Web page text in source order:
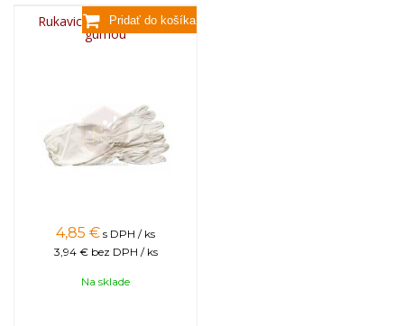
Rukavice plátené dlhé s
gumou
4,85 € s DPH / ks
3,94 € bez DPH / ks
Na sklade